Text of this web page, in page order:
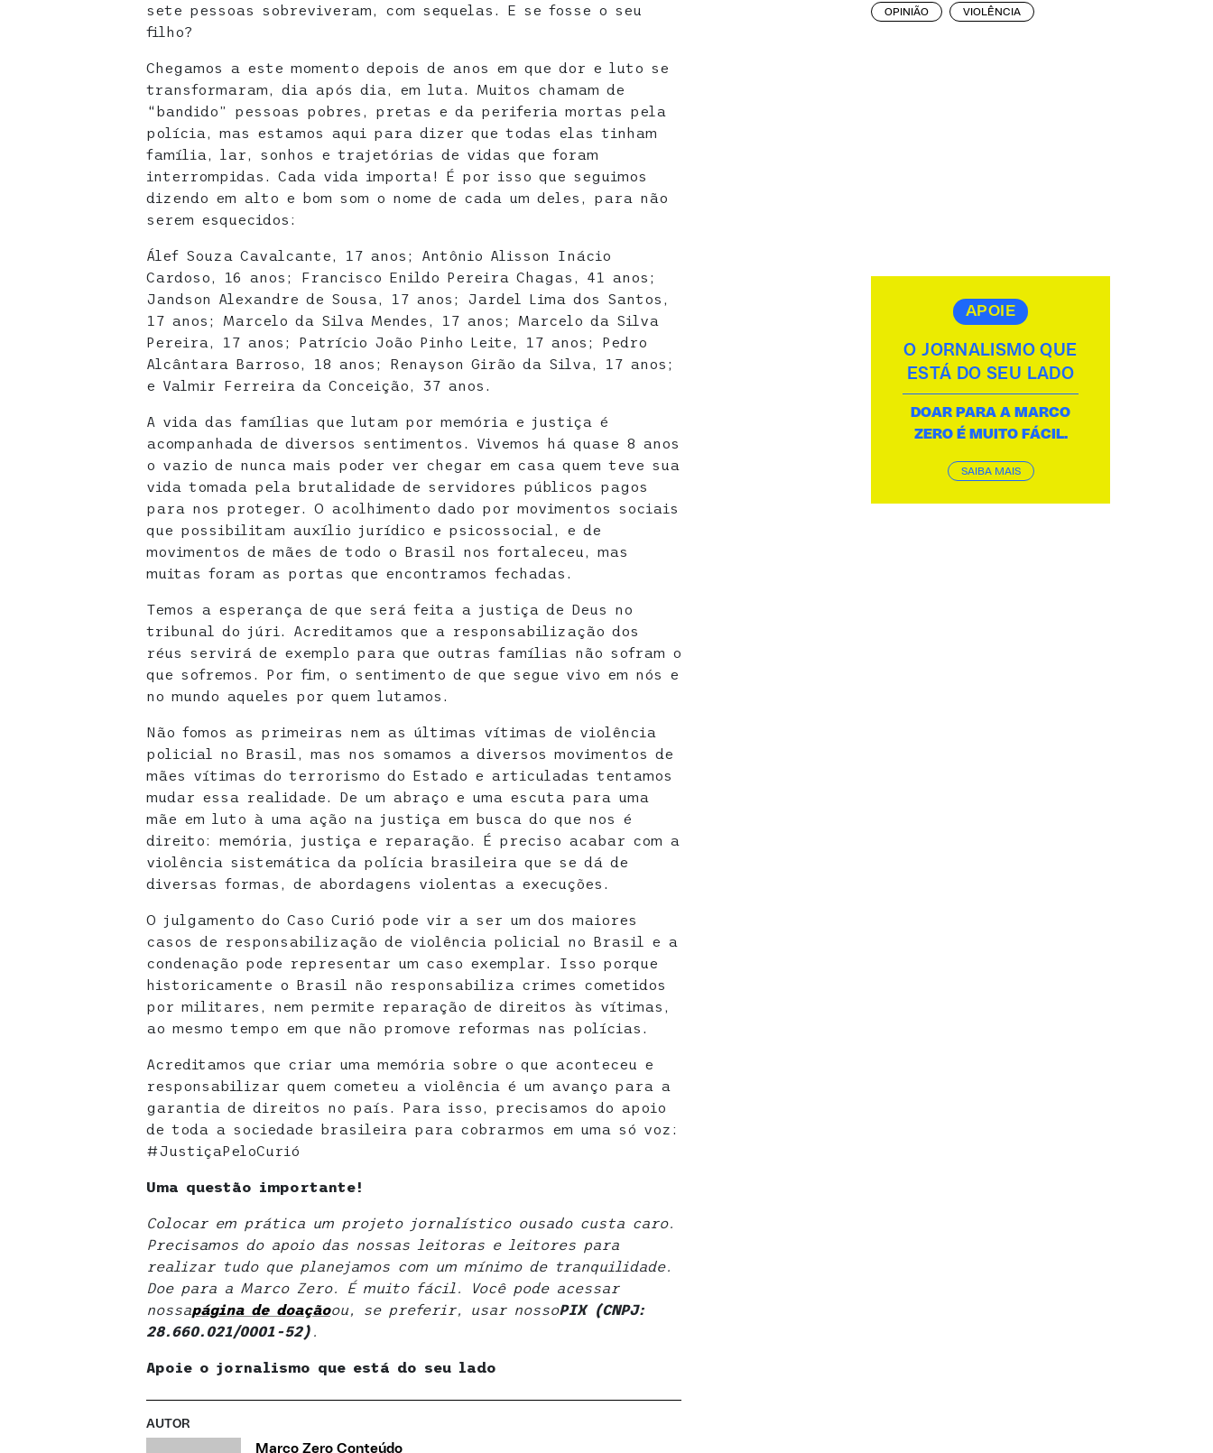
sete pessoas sobreviveram, com sequelas. E se fosse o seu
filho?
Chegamos a este momento depois de anos em que dor e luto se
transformaram, dia após dia, em luta. Muitos chamam de
“bandido” pessoas pobres, pretas e da periferia mortas pela
polícia, mas estamos aqui para dizer que todas elas tinham
família, lar, sonhos e trajetórias de vidas que foram
interrompidas. Cada vida importa! É por isso que seguimos
dizendo em alto e bom som o nome de cada um deles, para não
serem esquecidos:
Álef Souza Cavalcante, 17 anos; Antônio Alisson Inácio
Cardoso, 16 anos; Francisco Enildo Pereira Chagas, 41 anos;
Jandson Alexandre de Sousa, 17 anos; Jardel Lima dos Santos,
17 anos; Marcelo da Silva Mendes, 17 anos; Marcelo da Silva
Pereira, 17 anos; Patrício João Pinho Leite, 17 anos; Pedro
Alcântara Barroso, 18 anos; Renayson Girão da Silva, 17 anos;
e Valmir Ferreira da Conceição, 37 anos.
A vida das famílias que lutam por memória e justiça é
acompanhada de diversos sentimentos. Vivemos há quase 8 anos
o vazio de nunca mais poder ver chegar em casa quem teve sua
vida tomada pela brutalidade de servidores públicos pagos
para nos proteger. O acolhimento dado por movimentos sociais
que possibilitam auxílio jurídico e psicossocial, e de
movimentos de mães de todo o Brasil nos fortaleceu, mas
muitas foram as portas que encontramos fechadas.
Temos a esperança de que será feita a justiça de Deus no
tribunal do júri. Acreditamos que a responsabilização dos
réus servirá de exemplo para que outras famílias não sofram o
que sofremos. Por fim, o sentimento de que segue vivo em nós e
no mundo aqueles por quem lutamos.
Não fomos as primeiras nem as últimas vítimas de violência
policial no Brasil, mas nos somamos a diversos movimentos de
mães vítimas do terrorismo do Estado e articuladas tentamos
mudar essa realidade. De um abraço e uma escuta para uma
mãe em luto à uma ação na justiça em busca do que nos é
direito: memória, justiça e reparação. É preciso acabar com a
violência sistemática da polícia brasileira que se dá de
diversas formas, de abordagens violentas a execuções.
O julgamento do Caso Curió pode vir a ser um dos maiores
casos de responsabilização de violência policial no Brasil e a
condenação pode representar um caso exemplar. Isso porque
historicamente o Brasil não responsabiliza crimes cometidos
por militares, nem permite reparação de direitos às vítimas,
ao mesmo tempo em que não promove reformas nas polícias.
Acreditamos que criar uma memória sobre o que aconteceu e
responsabilizar quem cometeu a violência é um avanço para a
garantia de direitos no país. Para isso, precisamos do apoio
de toda a sociedade brasileira para cobrarmos em uma só voz:
#JustiçaPeloCurió
Uma questão importante!
Colocar em prática um projeto jornalístico ousado custa caro.
Precisamos do apoio das nossas leitoras e leitores para
realizar tudo que planejamos com um mínimo de tranquilidade.
Doe para a Marco Zero. É muito fácil. Você pode acessar
nossapágina de doaçãoou, se preferir, usar nossoPIX (CNPJ:
28.660.021/0001-52) .
Apoie o jornalismo que está do seu lado
AUTOR
Marco Zero Conteúdo
OPINIÃO VIOLÊNCIA
APOIE
O JORNALISMO QUE
ESTÁ DO SEU LADO
DOAR PARA A MARCO
ZERO É MUITO FÁCIL.
SAIBA MAIS